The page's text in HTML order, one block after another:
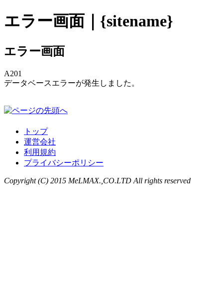
エラー画面｜{sitename}
エラー画面
A201
データベースエラーが発生しました。
トップ
運営会社
利用規約
プライバシーポリシー
Copyright (C) 2015 MeLMAX.,CO.LTD All rights reserved